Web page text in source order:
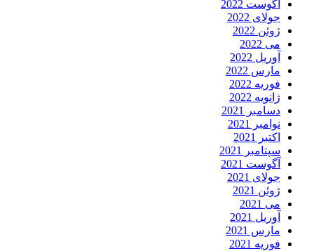
آگوست 2022
جولای 2022
ژوئن 2022
می 2022
آوریل 2022
مارس 2022
فوریه 2022
ژانویه 2022
دسامبر 2021
نوامبر 2021
اکتبر 2021
سپتامبر 2021
آگوست 2021
جولای 2021
ژوئن 2021
می 2021
آوریل 2021
مارس 2021
فوریه 2021